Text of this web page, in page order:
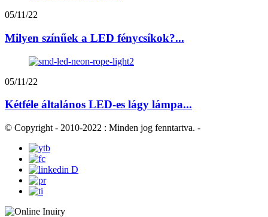
05/11/22
Milyen színűek a LED fénycsíkok?...
05/11/22
Kétféle általános LED-es lágy lámpa...
© Copyright - 2010-2022 : Minden jog fenntartva. -